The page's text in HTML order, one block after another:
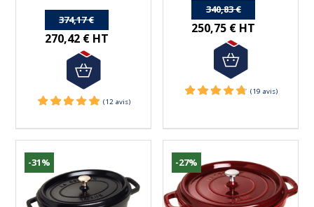
374,17 €
270,42 € HT
340,83 €
250,75 € HT
-31% -27%